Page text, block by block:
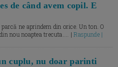
de când avem copil. E
ne aprindem din orice. Un ton. O
nou noaptea trecuta.... |Raspunde |
cuplu, nu doar parinti